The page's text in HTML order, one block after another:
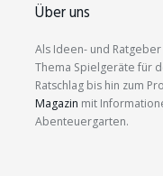
Über uns
Als Ideen- und
Thema Spielgeräte für
Ratschlag bis hin zum
Magazin mit
Abenteuergarten.